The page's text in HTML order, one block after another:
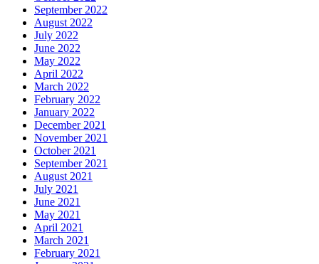
September 2022
August 2022
July 2022
June 2022
May 2022
April 2022
March 2022
February 2022
January 2022
December 2021
November 2021
October 2021
September 2021
August 2021
July 2021
June 2021
May 2021
April 2021
March 2021
February 2021